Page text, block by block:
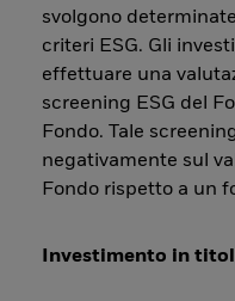
svolgono
criteri ESG. Gli
effettuare una
screening ESG del
Fondo. Tale
negativamente sul
Fondo rispetto a un
Investimento in